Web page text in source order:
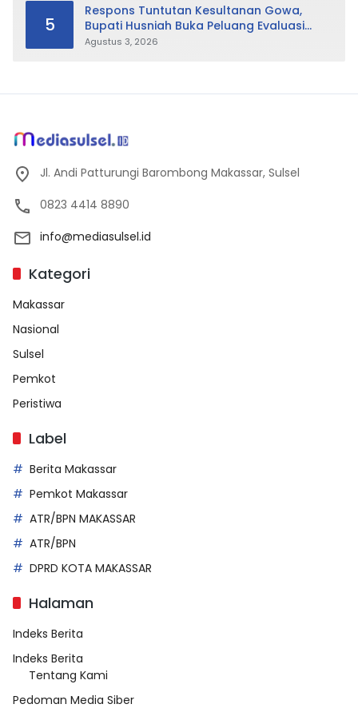
5
Respons Tuntutan Kesultanan Gowa,
Bupati Husniah Buka Peluang Evaluasi
Perda LAD: Bisa Direvisi Bahkan Diganti
Agustus 3, 2026
Jl. Andi Patturungi Barombong Makassar, Sulsel
0823 4414 8890
info@mediasulsel.id
Kategori
Makassar
Nasional
Sulsel
Pemkot
Peristiwa
Label
Berita Makassar
Pemkot Makassar
ATR/BPN MAKASSAR
ATR/BPN
DPRD KOTA MAKASSAR
Halaman
Indeks Berita
Indeks Berita
Tentang Kami
Pedoman Media Siber